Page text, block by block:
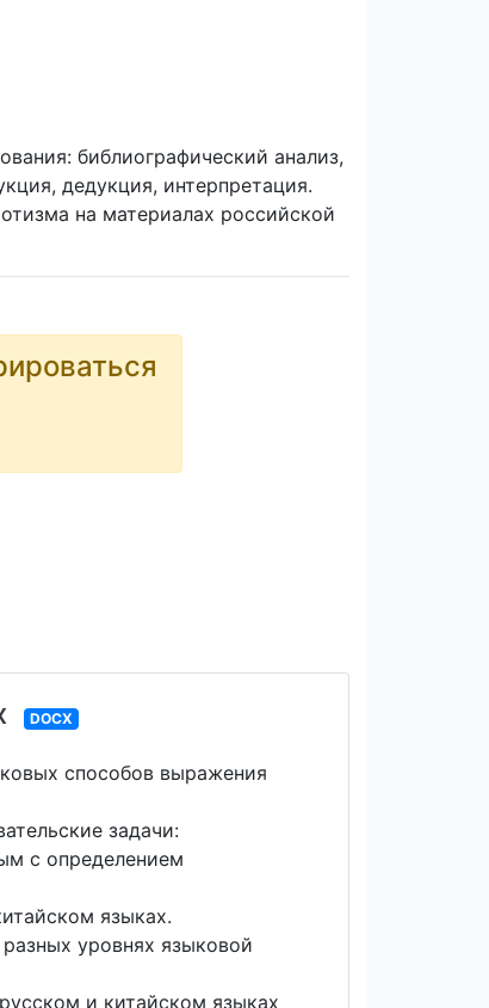
библиографический анализ,
дедукция, интерпретация.
на материалах российской
DOCX
способов выражения
задачи:
с определением
языках.
уровнях языковой
и китайском языках